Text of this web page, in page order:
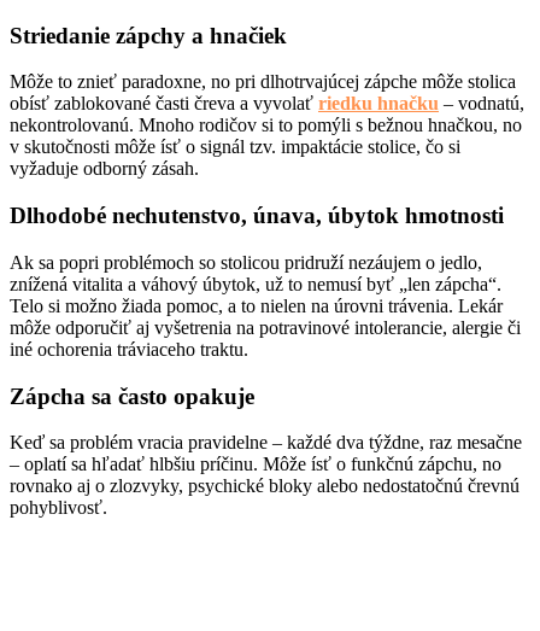
Striedanie zápchy a hnačiek
Môže to znieť paradoxne, no pri dlhotrvajúcej zápche môže stolica
obísť zablokované časti čreva a vyvolať riedku hnačku – vodnatú,
nekontrolovanú. Mnoho rodičov si to pomýli s bežnou hnačkou, no
v skutočnosti môže ísť o signál tzv. impaktácie stolice, čo si
vyžaduje odborný zásah.
Dlhodobé nechutenstvo, únava, úbytok hmotnosti
Ak sa popri problémoch so stolicou pridruží nezáujem o jedlo,
znížená vitalita a váhový úbytok, už to nemusí byť „len zápcha“.
Telo si možno žiada pomoc, a to nielen na úrovni trávenia. Lekár
môže odporučiť aj vyšetrenia na potravinové intolerancie, alergie či
iné ochorenia tráviaceho traktu.
Zápcha sa často opakuje
Keď sa problém vracia pravidelne – každé dva týždne, raz mesačne
– oplatí sa hľadať hlbšiu príčinu. Môže ísť o funkčnú zápchu, no
rovnako aj o zlozvyky, psychické bloky alebo nedostatočnú črevnú
pohyblivosť.